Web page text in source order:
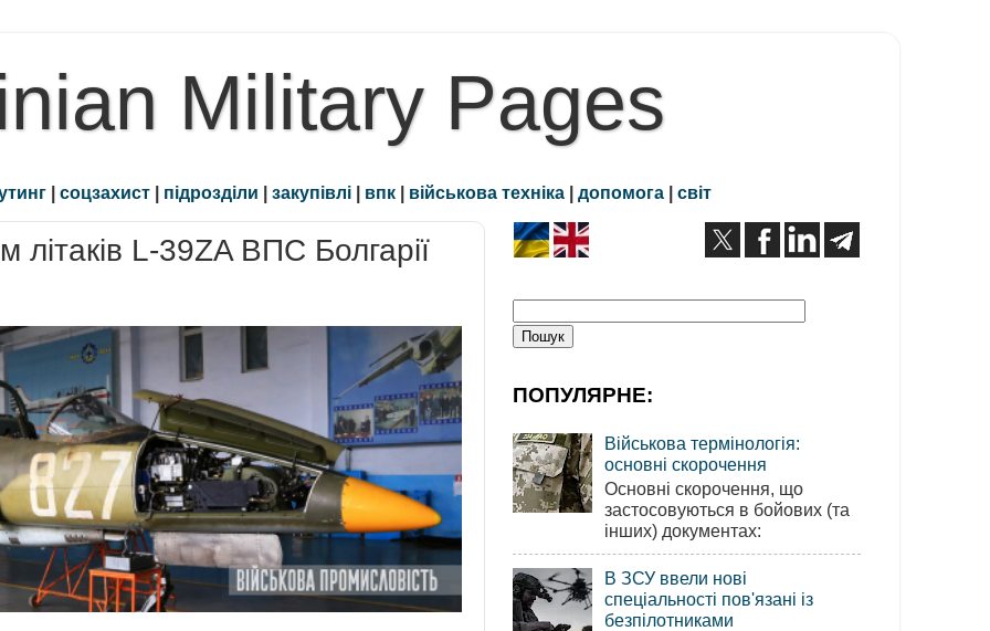
Military Pages
| соцзахист | підрозділи | закупівлі | впк | військова техніка | допомога | світ
літаків L-39ZA ВПС Болгарії
ПОПУЛЯРНЕ:
Військова термінологія:
основні скорочення
Основні скорочення, що
застосовуються в бойових (та
інших) документах:
В ЗСУ ввели нові
спеціальності пов'язані із
безпілотниками